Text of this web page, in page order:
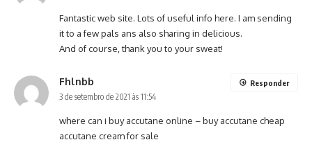
Fantastic web site. Lots of useful info here. I am sending
it to a few pals ans also sharing in delicious.
And of course, thank you to your sweat!
Fhlnbb
3 de setembro de 2021 às 11:54
where can i buy accutane online –buy accutane cheap
accutane cream for sale
Responder